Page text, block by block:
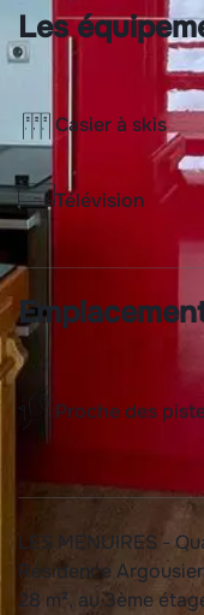
Les
Casier à skis
Télévision
Proche des
LES MENUIRES -
Résidence
28 m², au 3ème